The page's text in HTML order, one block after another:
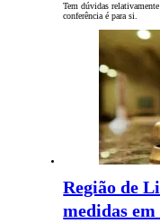
Tem dúvidas
conferência é para si.
Região de
medidas